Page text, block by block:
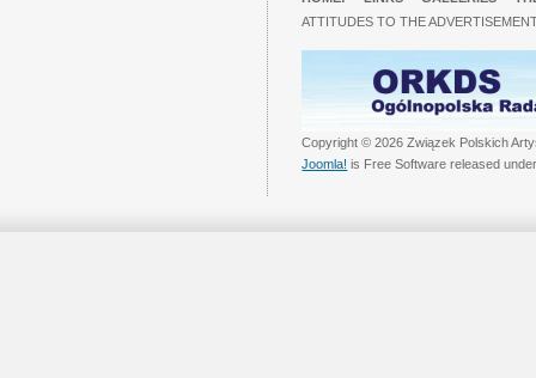
ATTITUDES TO THE
Copyright © 2026 Związek Polskich
Joomla! is Free Software released